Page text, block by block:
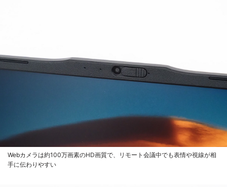
Webカメラは約100万画素のHD画質で、リモート会議中でも表情や視線が相
手に伝わりやすい